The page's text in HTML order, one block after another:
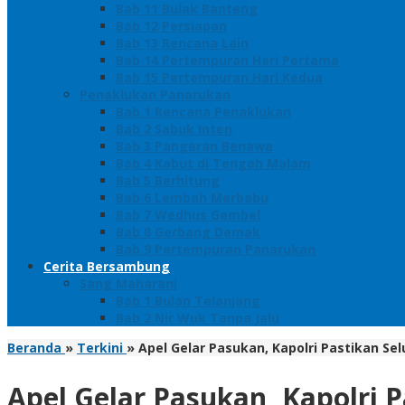
Bab 11 Bulak Banteng
Bab 12 Persiapan
Bab 13 Rencana Lain
Bab 14 Pertempuran Hari Pertama
Bab 15 Pertempuran Hari Kedua
Penaklukan Panarukan
Bab 1 Rencana Penaklukan
Bab 2 Sabuk Inten
Bab 3 Pangeran Benawa
Bab 4 Kabut di Tengah Malam
Bab 5 Berhitung
Bab 6 Lembah Merbabu
Bab 7 Wedhus Gembel
Bab 8 Gerbang Demak
Bab 9 Pertempuran Panarukan
Cerita Bersambung
Sang Maharani
Bab 1 Bulan Telanjang
Bab 2 Nir Wuk Tanpa Jalu
Beranda » Terkini » Apel Gelar Pasukan, Kapolri Pastikan
Apel Gelar Pasukan, Kapolri